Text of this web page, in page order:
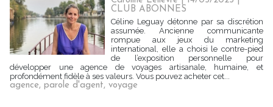
CLUB ABONNES
Céline Leguay détonne par sa discrétion
assumée. Ancienne communicante
rompue aux jeux du marketing
international, elle a choisi le contre-pied
de l’exposition personnelle pour
développer une agence de voyages artisanale, humaine, et
profondément fidèle à ses valeurs. Vous pouvez acheter cet...
agence, parole d'agent, voyage